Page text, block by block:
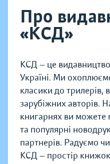
Про
«КСД»
КСД — це
Україні. Ми
класики до трилерів,
зарубіжних авторів.
книгарнях ви
та популярні
партнерів. Радуємо
КСД — простір